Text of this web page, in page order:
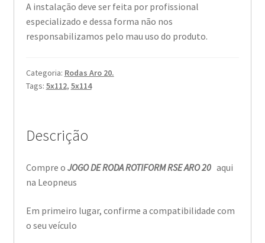
A instalação deve ser feita por profissional
especializado e dessa forma não nos
responsabilizamos pelo mau uso do produto.
Categoria: Rodas Aro 20.
Tags: 5x112, 5x114
Descrição
Compre o JOGO DE RODA ROTIFORM RSE ARO 20 aqui
na Leopneus
Em primeiro lugar, confirme a compatibilidade com
o seu veículo